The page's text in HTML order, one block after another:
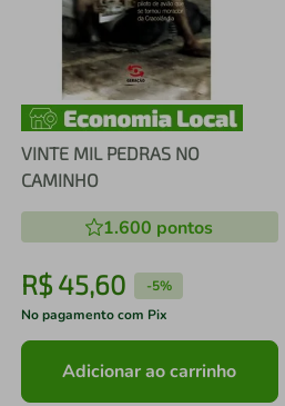
VINTE MIL PEDRAS NO
CAMINHO
1.600 pontos
R$ 45,60 -5%
No pagamento com Pix
Adicionar ao carrinho